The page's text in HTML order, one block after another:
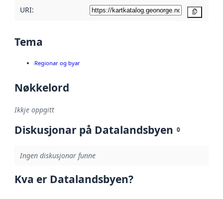
URI:
Tema
Regionar og byar
Nøkkelord
Ikkje oppgitt
Diskusjonar på Datalandsbyen 0
Ingen diskusjonar funne
Kva er Datalandsbyen?